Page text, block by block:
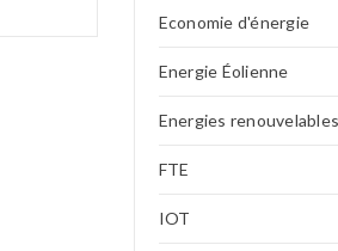
Economie d'énergie
Energie Éolienne
Energies renouvelables
FTE
IOT